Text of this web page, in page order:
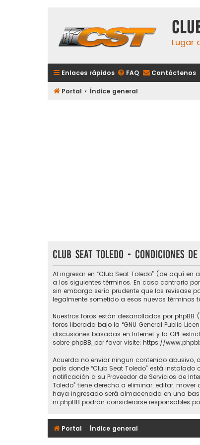
Lugar
Enlaces rápidos FAQ Contáctenos
Portal Índice general
Club Seat Toledo - Condiciones de
Al ingresar en “Club Seat Toledo” (de aquí en
a los siguientes términos. En caso contrario
sin embargo sería prudente que los revisase
legalmente sometido a esos nuevos
Nuestros foros están desarrollados por phpBB
foros liberada bajo la “GNU General Public
discusiones basadas en Internet y la GPL
sobre phpBB, por favor visite: https://
Acuerda no enviar ningun contenido abusivo,
país donde “Club Seat Toledo” está
notificación a su Proveedor de Servicios de
Toledo” tiene derecho a eliminar, editar,
haya ingresado será almacenada en una
ni phpBB podrán considerarse responsables
Portal Índice general